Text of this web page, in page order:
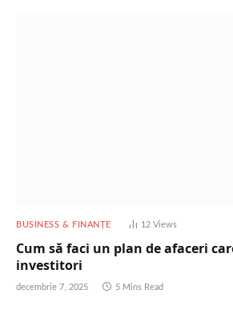
BUSINESS & FINANȚE 12 Views
Cum să faci un plan de afaceri
investitori
decembrie 7, 2025 5 Mins Read